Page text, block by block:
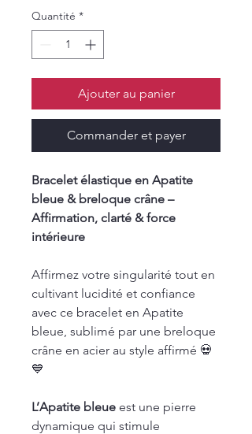
Quantité *
Ajouter au panier
Commander et payer
Bracelet élastique en Apatite
bleue & breloque crâne –
Affirmation, clarté & force
intérieure
Affirmez votre singularité tout en
cultivant lucidité et confiance
avec ce bracelet en Apatite
bleue, sublimé par une breloque
crâne en acier au style affirmé 💀
💙
L’Apatite bleue est une pierre
dynamique qui stimule